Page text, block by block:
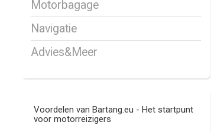
Motorbagage
Navigatie
Advies&Meer
Voordelen van Bartang.eu - Het startpunt
voor motorreizigers